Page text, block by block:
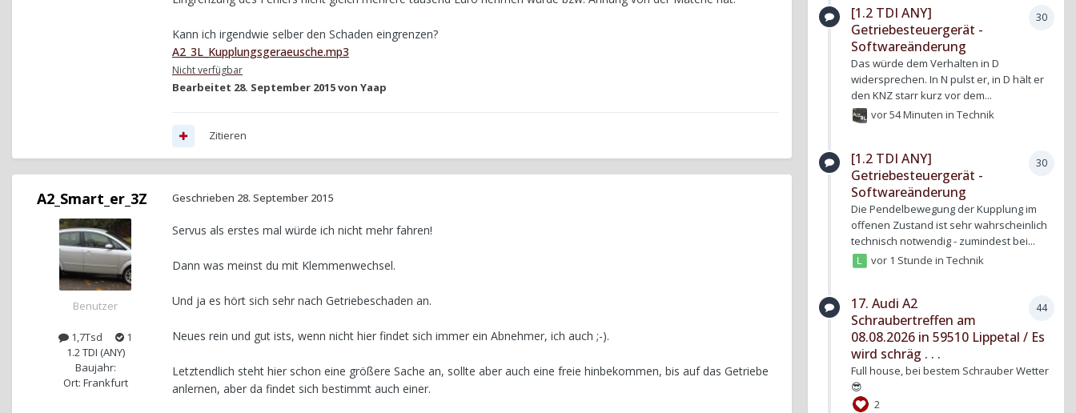
Kann ich irgendwie selber den Schaden eingrenzen?
A2_3L_Kupplungsgeraeusche.mp3
Nicht verfügbar
Bearbeitet 28. September 2015von Yaap
Zitieren
A2_Smart_er_3Z
Benutzer
1,7Tsd
1
1.2 TDI (ANY)
Baujahr:
Ort: Frankfurt
Geschrieben 28. September 2015
Servus als erstes mal würde ich nicht mehr fahren!
Dann was meinst du mit Klemmenwechsel.
Und ja es hört sich sehr nach Getriebeschaden an.
Neues rein und gut ists, wenn nicht hier findet sich immer ein Abnehmer, ich auch ;-).
Letztendlich steht hier schon eine größere Sache an, sollte aber auch eine freie hinbekommen, bis auf das Getriebe
anlernen, aber da findet sich bestimmt auch einer.
30
[1.2 TDI ANY]
Getriebesteuergerät -
Softwareänderung
Das würde dem Verhalten in D
widersprechen. In N pulst er, in D hält er
den KNZ starr kurz vor dem...
vor 54 MinuteninTechnik
30
[1.2 TDI ANY]
Getriebesteuergerät -
Softwareänderung
Die Pendelbewegung der Kupplung im
offenen Zustand ist sehr wahrscheinlich
technisch notwendig - zumindest bei...
vor 1 Stunde inTechnik
44
17. Audi A2
Schraubertreffen am
08.08.2026 in 59510 Lippetal / Es
wird schräg . . .
Full house, bei bestem Schrauber Wetter
😎
2